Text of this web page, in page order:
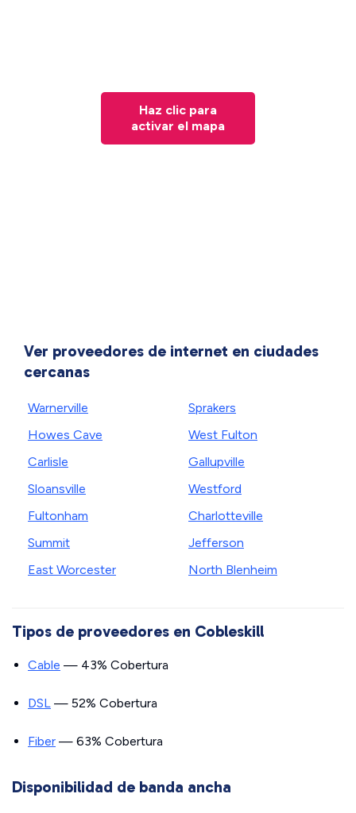
Haz clic para
activar el mapa
Ver proveedores de internet en ciudades
cercanas
Warnerville
Howes Cave
Carlisle
Sloansville
Fultonham
Summit
East Worcester
Sprakers
West Fulton
Gallupville
Westford
Charlotteville
Jefferson
North Blenheim
Tipos de proveedores en Cobleskill
Cable — 43% Cobertura
DSL — 52% Cobertura
Fiber — 63% Cobertura
Disponibilidad de banda ancha